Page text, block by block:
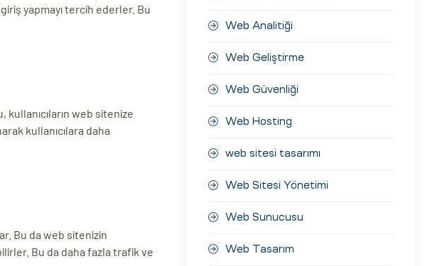
yapmayı tercih ederler. Bu
web sitenize
kullanıcılara daha
Bu da web sitenizin
Bu da daha fazla trafik ve
Web Analitiği
Web Geliştirme
Web Güvenliği
Web Hosting
web sitesi tasarımı
Web Sitesi Yönetimi
Web Sunucusu
Web Tasarım